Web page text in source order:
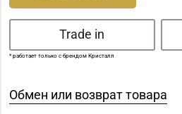
Trade in
* работает только с брендом Кристалл
Обмен или возврат товара